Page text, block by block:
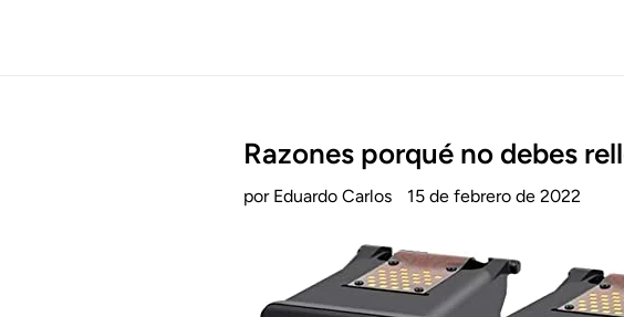
Razones porqué no debes
por Eduardo Carlos 15 de febrero de 2022